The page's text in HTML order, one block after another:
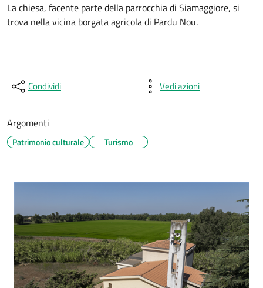
La chiesa, facente parte della parrocchia di Siamaggiore, si
trova nella vicina borgata agricola di Pardu Nou.
Condividi Vedi azioni
Argomenti
Patrimonio culturale Turismo